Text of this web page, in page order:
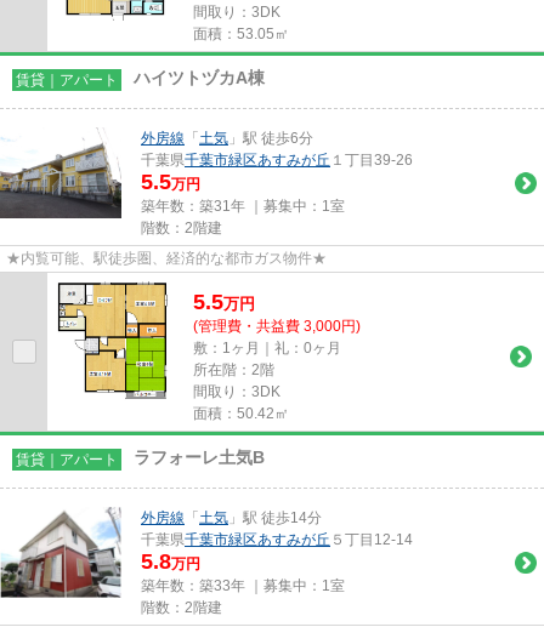
間取り：3DK
面積：53.05㎡
賃貸｜アパート ハイツトヅカA棟
外房線 「 土気 」駅 徒歩6分
千葉県千葉市緑区あすみが丘 １丁目39-26
5.5万円
築年数：築31年 ｜募集中： 1室
階数：2階建
★内覧可能、駅徒歩圏、経済的な都市ガス物件★
5.5万円
(管理費・共益費 3,000円)
敷：1ヶ月｜礼：0ヶ月
所在階：2階
間取り：3DK
面積：50.42㎡
賃貸｜アパート ラフォーレ土気B
外房線 「 土気 」駅 徒歩14分
千葉県千葉市緑区あすみが丘 ５丁目12-14
5.8万円
築年数：築33年 ｜募集中： 1室
階数：2階建